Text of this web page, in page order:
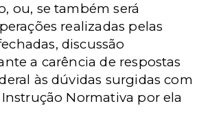
ou, se também será
realizadas pelas
discussão
a carência de respostas
às dúvidas surgidas com
Normativa por ela